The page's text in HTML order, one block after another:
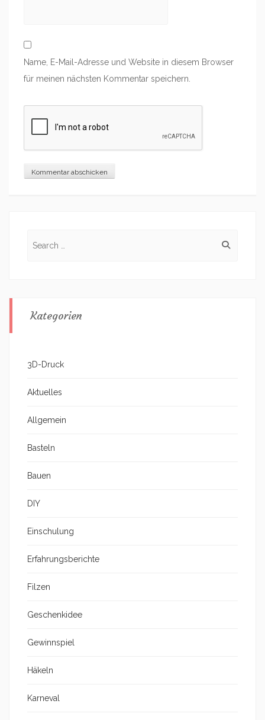
Name, E-Mail-Adresse und Website in diesem Browser
für meinen nächsten Kommentar speichern.
Kategorien
3D-Druck
Aktuelles
Allgemein
Basteln
Bauen
DIY
Einschulung
Erfahrungsberichte
Filzen
Geschenkidee
Gewinnspiel
Häkeln
Karneval